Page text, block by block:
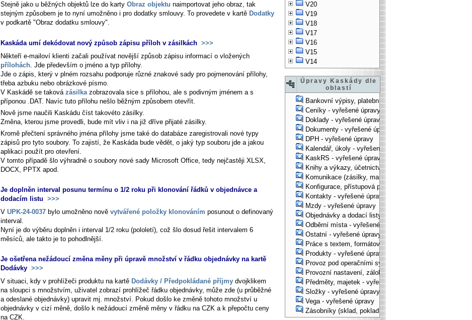
V20
V19
V18
V17
V16
V15
V14
Úpravy Kaskády dle
oblastí
Bankovní výpisy, platební příkazy - vyřešené úpravy
Ceníky - vyřešené úpravy
Doklady - vyřešené úpravy
Dokumenty - vyřešené úpravy
DPH - vyřešené úpravy
Kalendář, úkoly - vyřešené úpravy
KaskRS - vyřešené úpravy
Knihy a výkazy, účetnictví - vyřešené úpravy
Komunikace (zásilky, mail-systém, ...) - vyřešené úpravy
Konfigurace, přístupová práva, ... - vyřešené úpravy
Kontakty - vyřešené úpravy
Mzdy - vyřešené úpravy
Objednávky a dodací listy - vyřešené úpravy
Odběrní místa - vyřešené úpravy
Ostatní - vyřešené úpravy
Práce s textem, formátování, ... - vyřešené úpravy
Produkty - vyřešené úpravy
Provoz pod operačními systémy, technologické věci -
Provozní nastavení, zálohování, instalace, ... -
Předměty, majetek - vyřešené úpravy
Složky - vyřešené úpravy
Vega - vyřešené úpravy
Zásobníky (sklad, pokladna, bank. účet) - vyřešené
Stejně jako u běžných objektů lze do karty Obraz objektu naimportovat jeho obraz, tak
stejným způsobem je to nyní umožněno i pro dodatky smlouvy. To provedete v kartě Dodatky
v podkartě "Obraz dodatku smlouvy".
Kaskáda umí dekódovat nový způsob zápisu příloh v zásilkách >>>
Někteří e-mailoví klienti začali používat novější způsob zápisu informací o vložených
přílohách . Jde především o jméno a typ přílohy.
Jde o zápis, který v plném rozsahu podporuje různé znakové sady pro pojmenování přílohy,
třeba azbuku nebo obrázkové písmo.
V Kaskádě se taková zásilka zobrazovala sice s přílohou, ale s podivným jménem a s
příponou .DAT. Navíc tuto přílohu nešlo běžným způsobem otevřít.
Nově jsme naučili Kaskádu číst takovéto zásilky.
Změna, kterou jsme provedli, bude mít vliv i na již dříve přijaté zásilky.
Kromě přečtení správného jména přílohy jsme také do databáze zaregistrovali nové typy
zápisů pro tyto soubory. To zajistí, že Kaskáda bude vědět, o jaký typ souboru jde a jakou
aplikaci použít pro otevření.
V tomto případě šlo výhradně o soubory nové sady Microsoft Office, tedy nejčastěji XLSX,
DOCX, PPTX apod.
Je doplněn interval posunu termínu o 1/2 roku při klonování řádků v objednávce a
dodacím listu >>>
V UPK-24-0037 bylo umožněno nově vytvářené položky klonováním posunout o definovaný
interval.
Nyní je do výběru doplněn i interval 1/2 roku (pololetí), což šlo dosud řešit intervalem 6
měsíců, ale takto je to pohodlnější.
Je ošetřena nežádoucí změna měny při úpravě množství v řádku objednávky na kartě
Dodávky >>>
V situaci, kdy v prohlížeči produktu na kartě Dodávky / Předpokládané příjmy dvojklikem
na sloupci s množstvím, uživatel zobrazí prohlížeč řádku objednávky, může zde (u průběžné
a odeslané objednávky) upravit mj. množství. Pokud došlo ke změně tohoto množství u
objednávky v cizí měně, došlo k nežádoucí změně měny v řádku na CZK a k přepočtu ceny
na CZK.